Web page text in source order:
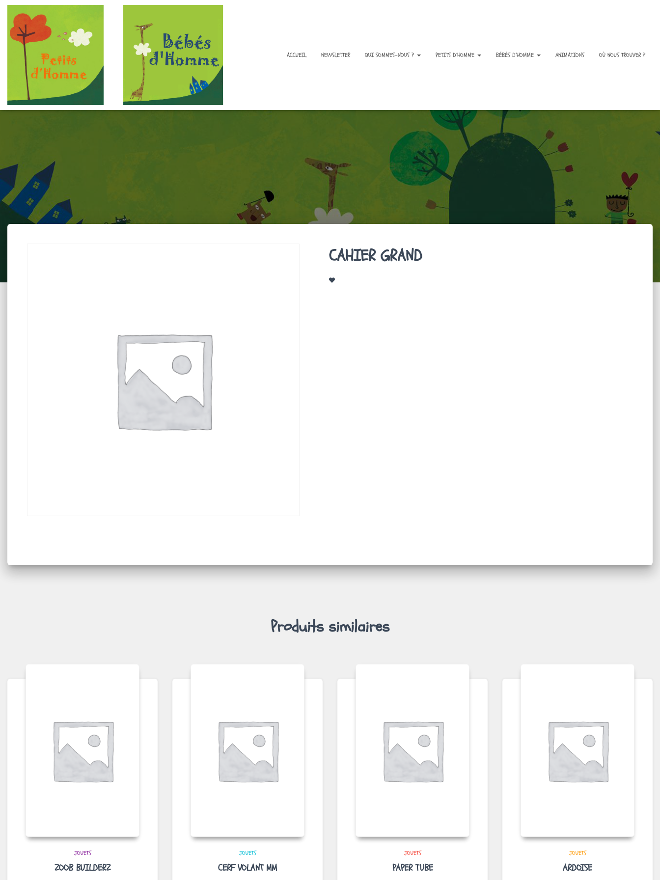
ACCUEIL NEWSLETTER QUI SOMMES-NOUS ? PETITS D’HOMME BÉBÉS D’HOMME ANIMATIONS OÙ NOUS TROUVER ?
CAHIER GRAND
Produits similaires
JOUETS
ZOOB BUILDERZ
JOUETS
CERF VOLANT MM
JOUETS
PAPER TUBE
JOUETS
ARDOISE